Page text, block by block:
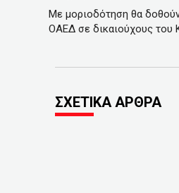
Με μοριοδότηση θα
ΟΑΕΔ σε δικαιούχους του
ΣΧΕΤΙΚΑ ΑΡΘΡΑ